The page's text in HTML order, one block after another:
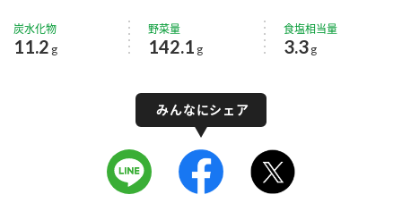
炭水化物
11.2 g
野菜量
142.1 g
食塩相当量
3.3 g